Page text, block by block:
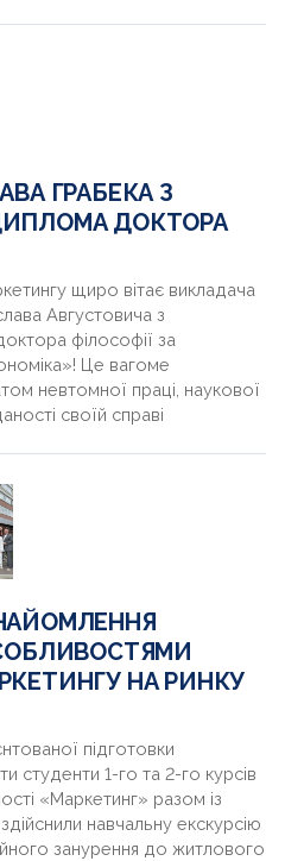
ГРАБЕКА З
ДОКТОРА
щиро вітає викладача
Августовича з
філософії за
Це вагоме
невтомної праці, наукової
своїй справі
НА РИНКУ
підготовки
студенти 1-го та 2-го курсів
«Маркетинг» разом із
навчальну екскурсію
занурення до житлового